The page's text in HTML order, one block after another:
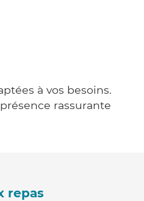
à vos besoins.
rassurante
repas